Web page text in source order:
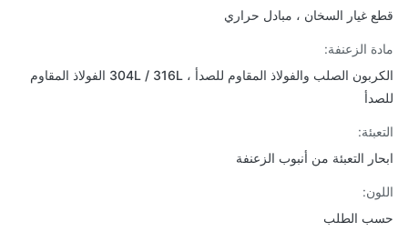
غيار السخان ، مبادل حراري
الزعنفة:
الكربون الصلب والفولاذ المقاوم للصدأ ، 304L / 316L الفولاذ المقاوم
التعبئة من أنبوب الزعنفة
الطلب